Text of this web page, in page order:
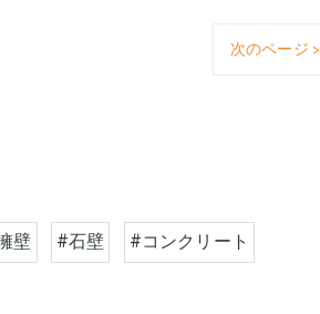
次のページ >
壁 #石壁 #コンクリート